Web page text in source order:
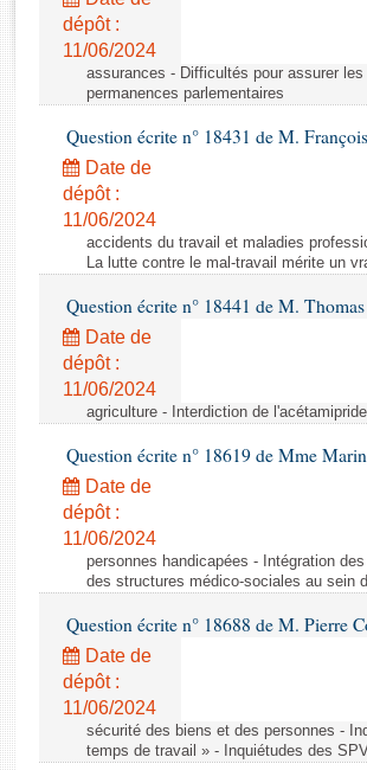
Rapports d'enquête
Rapports législatifs
Baromètre de l’application des lois
Dossiers législatifs
Budget et sécurité sociale
Questions écrites et orales
Comptes rendus des débats
dépôt :
11/06/2024
assurances - Difficultés pour assurer
permanences parlementaires
Question écrite n° 18431 de M.
Date de
dépôt :
11/06/2024
accidents du travail et maladies
La lutte contre le mal-travail mérite un
Question écrite n° 18441 de M.
Date de
dépôt :
11/06/2024
agriculture - Interdiction de
Question écrite n° 18619 de Mme
Date de
dépôt :
11/06/2024
personnes handicapées - Intégration
des structures médico-sociales au sein
Question écrite n° 18688 de M. Pierre
Date de
dépôt :
11/06/2024
sécurité des biens et des personnes -
temps de travail » - Inquiétudes des